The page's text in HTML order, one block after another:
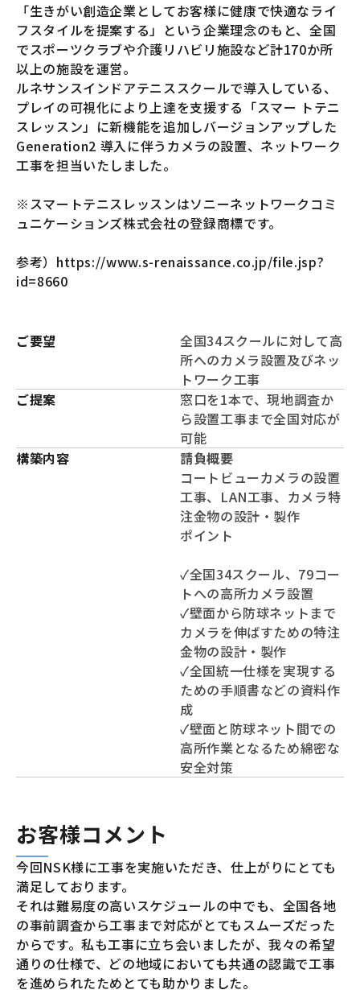
「生きがい創造企業としてお客様に健康で快適なライ
フスタイルを提案する」という企業理念のもと、全国
でスポーツクラブや介護リハビリ施設など計170か所
以上の施設を運営。
ルネサンスインドアテニススクールで導入している、
プレイの可視化により上達を支援する「スマー トテニ
スレッスン」に新機能を追加しバージョンアップした
Generation2 導入に伴うカメラの設置、ネットワーク
工事を担当いたしました。
※スマートテニスレッスンはソニーネットワークコミ
ュニケーションズ株式会社の登録商標です。
参考） https://www.s-renaissance.co.jp/file.jsp?
id=8660
ご要望
全国34スクールに対して高
所へのカメラ設置及びネッ
トワーク工事
ご提案
窓口を1本で、現地調査か
ら設置工事まで全国対応が
可能
構築内容
請負概要
コートビューカメラの設置
工事、LAN工事、カメラ特
注金物の設計・製作
ポイント
✓全国34スクール、79コー
トへの高所カメラ設置
✓壁面から防球ネットまで
カメラを伸ばすための特注
金物の設計・製作
✓全国統一仕様を実現する
ための手順書などの資料作
成
✓壁面と防球ネット間での
高所作業となるため綿密な
安全対策
お客様コメント
今回NSK様に工事を実施いただき、仕上がりにとても
満足しております。
それは難易度の高いスケジュールの中でも、全国各地
の事前調査から工事まで対応がとてもスムーズだった
からです。私も工事に立ち会いましたが、我々の希望
通りの仕様で、どの地域においても共通の認識で工事
を進められたためとても助かりました。